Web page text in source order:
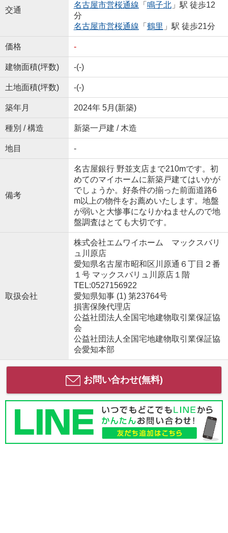
交通
名古屋市営桜通線 「 鳴子北」駅 徒歩12
分
名古屋市営桜通線 「 鶴里 」駅 徒歩21分
価格 -
建物面積(坪数) -(-)
土地面積(坪数) -(-)
築年月 2024年 5月(新築)
種別 / 構造 新築一戸建 / 木造
地目 -
備考
名古屋銀行 野並支店まで210mです。初
めてのマイホームに新築戸建てはいかが
でしょうか。好条件の揃った前面道路6
m以上の物件をお薦めいたします。地盤
が弱いと大惨事になりかねませんので地
盤調査はとても大切です。
取扱会社
株式会社エムワイホーム マックスバリ
ュ川原店
愛知県名古屋市昭和区川原通６丁目２番
１号 マックスバリュ川原店１階
TEL:0527156922
愛知県知事 (1) 第23764号
損害保険代理店
公益社団法人全国宅地建物取引業保証協
会
公益社団法人全国宅地建物取引業保証協
会愛知本部
お問い合わせ(無料)